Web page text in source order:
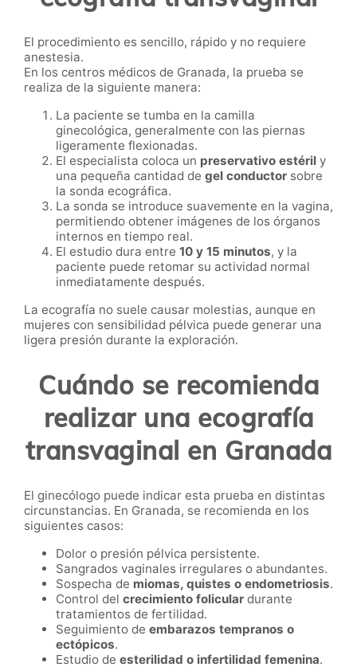
El procedimiento es sencillo, rápido y no requiere
anestesia.
En los centros médicos de Granada, la prueba se
realiza de la siguiente manera:
La paciente se tumba en la camilla
ginecológica, generalmente con las piernas
ligeramente flexionadas.
El especialista coloca un preservativo estéril y
una pequeña cantidad de gel conductor sobre
la sonda ecográfica.
La sonda se introduce suavemente en la vagina,
permitiendo obtener imágenes de los órganos
internos en tiempo real.
El estudio dura entre 10 y 15 minutos, y la
paciente puede retomar su actividad normal
inmediatamente después.
La ecografía no suele causar molestias, aunque en
mujeres con sensibilidad pélvica puede generar una
ligera presión durante la exploración.
Cuándo se recomienda
realizar una ecografía
transvaginal en Granada
El ginecólogo puede indicar esta prueba en distintas
circunstancias. En Granada, se recomienda en los
siguientes casos:
Dolor o presión pélvica persistente.
Sangrados vaginales irregulares o abundantes.
Sospecha de miomas, quistes o endometriosis.
Control del crecimiento folicular durante
tratamientos de fertilidad.
Seguimiento de embarazos tempranos o
ectópicos.
Estudio de esterilidad o infertilidad femenina.